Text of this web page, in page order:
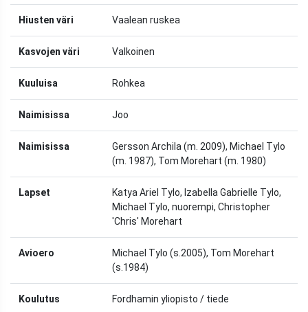
Hiusten väri Vaalean ruskea
Kasvojen väri Valkoinen
Kuuluisa Rohkea
Naimisissa Joo
Naimisissa
Gersson Archila (m. 2009), Michael Tylo
(m. 1987), Tom Morehart (m. 1980)
Lapset
Katya Ariel Tylo, Izabella Gabrielle Tylo,
Michael Tylo, nuorempi, Christopher
'Chris' Morehart
Avioero
Michael Tylo (s.2005), Tom Morehart
(s.1984)
Koulutus Fordhamin yliopisto / tiede